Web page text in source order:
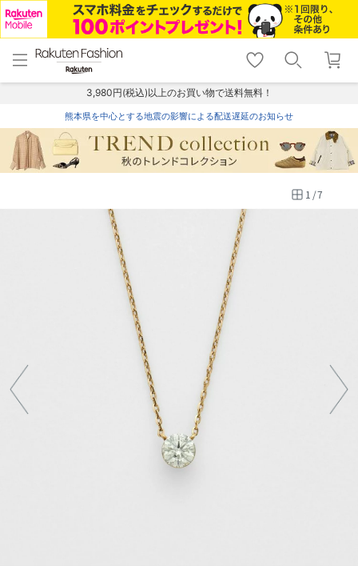
menu home
トップ
shopping_cart lock_outline
ログイン
3,980円(税込)以上のお買い物で送料無料！
熊本県を中心とする地震の影響による配送遅延のお知らせ
1 /7